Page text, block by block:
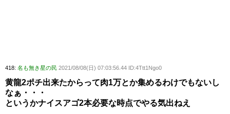
418: 名も無き星の民 2021/08/08(日) 07:03:56.44 ID:4Ttt1Ngo0
黄龍2ポチ出来たからって肉1万とか集めるわけでもないし
なぁ・・・
というかナイスアゴ2本必要な時点でやる気出ねえ